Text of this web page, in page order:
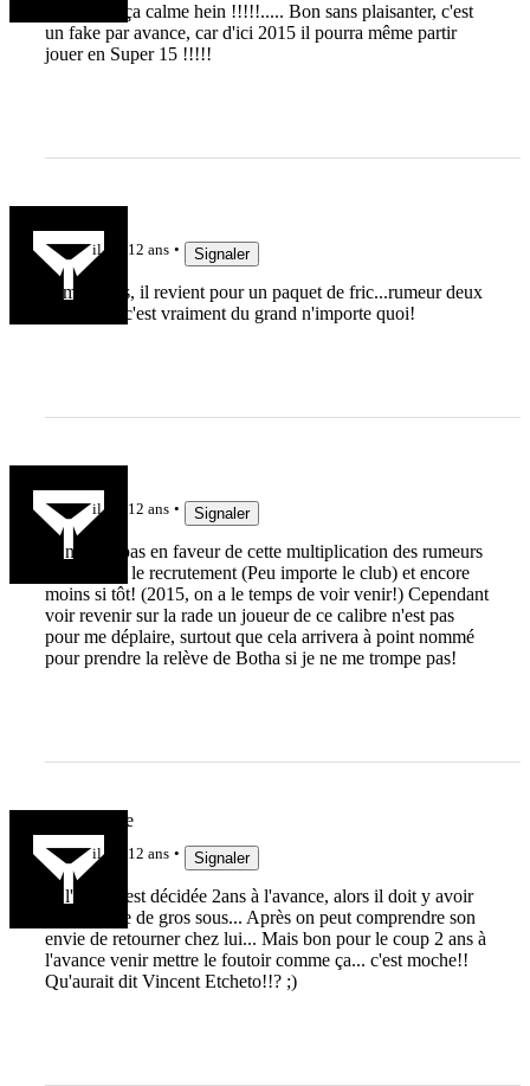
Messieurs ça calme hein !!!!!..... Bon sans plaisanter, c'est
un fake par avance, car d'ici 2015 il pourra même partir
jouer en Super 15 !!!!!
il y a 12 ans Signaler
A mon avis, il revient pour un paquet de fric...rumeur deux
ans avant, c'est vraiment du grand n'importe quoi!
il y a 12 ans Signaler
Je ne suis pas en faveur de cette multiplication des rumeurs
concernant le recrutement (Peu importe le club) et encore
moins si tôt! (2015, on a le temps de voir venir!) Cependant
voir revenir sur la rade un joueur de ce calibre n'est pas
pour me déplaire, surtout que cela arrivera à point nommé
pour prendre la relève de Botha si je ne me trompe pas!
heurvinblue
il y a 12 ans Signaler
Si l'affaire est décidée 2ans à l'avance, alors il doit y avoir
une histoire de gros sous... Après on peut comprendre son
envie de retourner chez lui... Mais bon pour le coup 2 ans à
l'avance venir mettre le foutoir comme ça... c'est moche!!
Qu'aurait dit Vincent Etcheto!!? ;)